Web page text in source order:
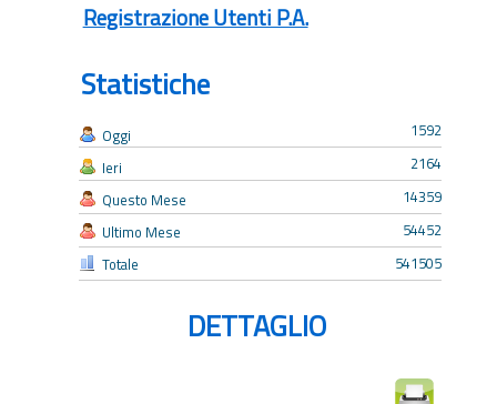
Registrazione Utenti P.A.
Statistiche
Oggi
Ieri
Questo Mese
Ultimo Mese
Totale
1592
2164
14359
54452
541505
DETTAGLIO